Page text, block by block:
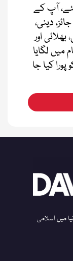
آپ کے
دینی،
اور
میں لگایا
کیا جا
میں اسلامی